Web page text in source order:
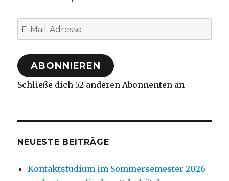
E-
Mail-
Adresse
ABONNIEREN
Schließe dich 52 anderen Abonnenten an
NEUESTE BEITRÄGE
Kontaktstudium im Sommersemester 2026